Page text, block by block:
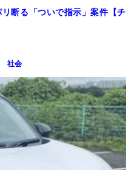
断る「ついで指示」案件【チ
社会